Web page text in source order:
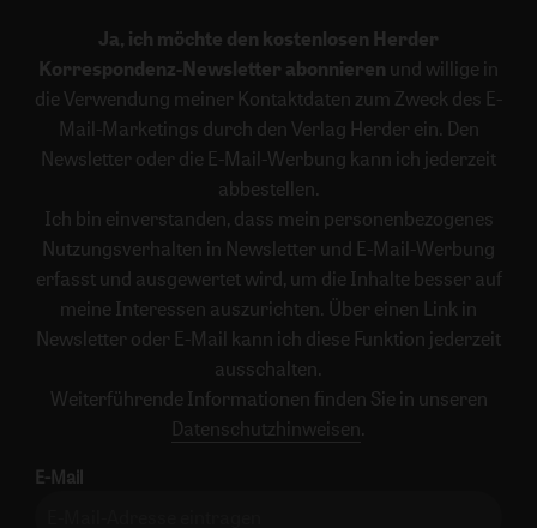
Ja, ich möchte den kostenlosen Herder
Korrespondenz-Newsletter abonnieren und willige in
die Verwendung meiner Kontaktdaten zum Zweck des E-
Mail-Marketings durch den Verlag Herder ein. Den
Newsletter oder die E-Mail-Werbung kann ich jederzeit
abbestellen.
Ich bin einverstanden, dass mein personenbezogenes
Nutzungsverhalten in Newsletter und E-Mail-Werbung
erfasst und ausgewertet wird, um die Inhalte besser auf
meine Interessen auszurichten. Über einen Link in
Newsletter oder E-Mail kann ich diese Funktion jederzeit
ausschalten.
Weiterführende Informationen finden Sie in unseren
Datenschutzhinweisen .
E-Mail